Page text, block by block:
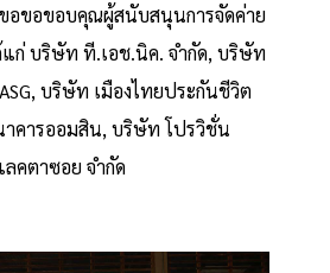
ขอขอขอบคุณผู้สนับสนุนการจัดค่าย
แก่บริษัท ที.เอช.นิค. จำกัด, บริษัท
บริษัท เมืองไทยประกันชีวิต
คารออมสิน, บริษัท โปรวิชั่น
คตาซอย จำกัด